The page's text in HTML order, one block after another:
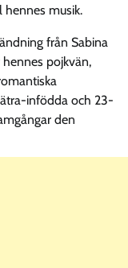
hennes musik.
från Sabina
pojkvän,
infödda och 23-
den